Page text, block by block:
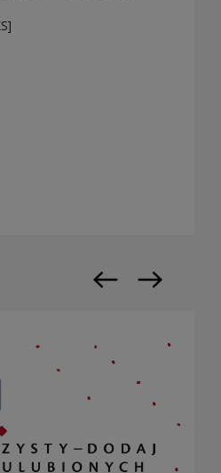
in a new window
Previous slide
Next slide